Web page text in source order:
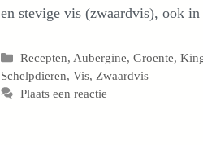
en stevige vis (zwaardvis), ook
Categorieën
Recepten, Aubergine,Groente,
Schelpdieren, Vis, Zwaardvis
Plaats een reactie